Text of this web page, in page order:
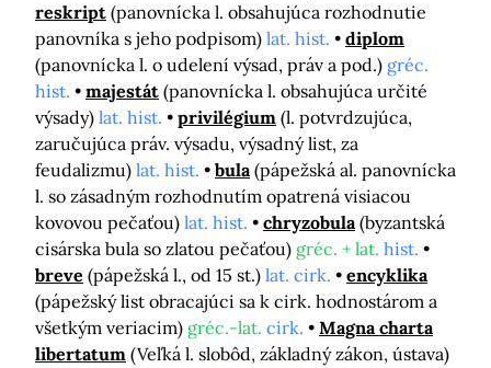
reskript (panovnícka l. obsahujúca rozhodnutie
panovníka s jeho podpisom) lat. hist.
diplom
(panovnícka l. o udelení výsad, práv a pod.) gréc.
hist.
majestát (panovnícka l. obsahujúca určité
výsady) lat. hist. privilégium (l. potvrdzujúca,
zaručujúca práv. výsadu, výsadný list, za
feudalizmu) lat. hist. bula (pápežská al. panovnícka
l. so zásadným rozhodnutím opatrená visiacou
kovovou pečaťou) lat. hist. chryzobula (byzantská
cisárska bula so zlatou pečaťou) gréc. + lat. hist.
breve (pápežská l., od 15 st.) lat. cirk.
encyklika
(pápežský list obracajúci sa k cirk. hodnostárom a
všetkým veriacim) gréc.-lat. cirk.
Magna charta
libertatum (Veľká l. slobôd, základný zákon, ústava)